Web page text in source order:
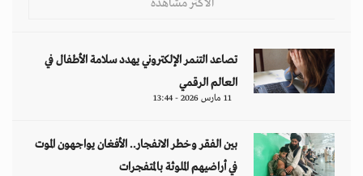
الأكثر مشاهدة
تصاعد التنمر الإلكتروني يهدد سلامة الأطفال في
العالم الرقمي
11 مارس 2026 - 13:44
بين الفقر وخطر الانفجار.. الأفغان يواجهون الموت
في أراضيهم الملوثة بالمتفجرات